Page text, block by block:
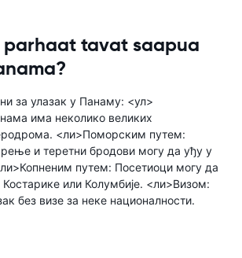
tavat saapua
за улазак у Панаму: <ул>
има неколико великих
<ли>Поморским путем:
и теретни бродови могу да уђу у
путем: Посетиоци могу да
или Колумбије. <ли>Визом:
без визе за неке националности.